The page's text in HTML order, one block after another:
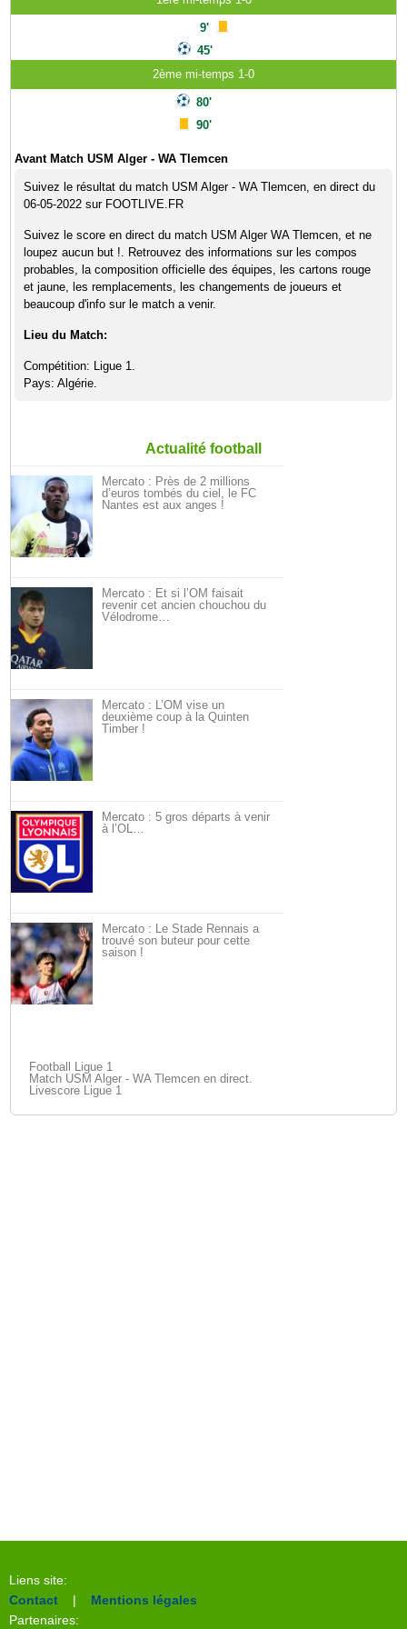
9'
45'
2ème mi-temps 1-0
80'
90'
Avant Match USM Alger - WA Tlemcen
Suivez le résultat du match USM Alger - WA Tlemcen, en direct du
06-05-2022 sur FOOTLIVE.FR
Suivez le score en direct du match USM Alger WA Tlemcen, et ne
loupez aucun but !. Retrouvez des informations sur les compos
probables, la composition officielle des équipes, les cartons rouge
et jaune, les remplacements, les changements de joueurs et
beaucoup d'info sur le match a venir.
Lieu du Match:
Compétition: Ligue 1.
Pays: Algérie.
Actualité football
Mercato : Près de 2 millions
d’euros tombés du ciel, le FC
Nantes est aux anges !
Mercato : Et si l’OM faisait
revenir cet ancien chouchou du
Vélodrome…
Mercato : L’OM vise un
deuxième coup à la Quinten
Timber !
Mercato : 5 gros départs à venir
à l’OL…
Mercato : Le Stade Rennais a
trouvé son buteur pour cette
saison !
Football Ligue 1
Match USM Alger - WA Tlemcen en direct.
Livescore Ligue 1
Liens site:
Contact | Mentions légales
Partenaires: